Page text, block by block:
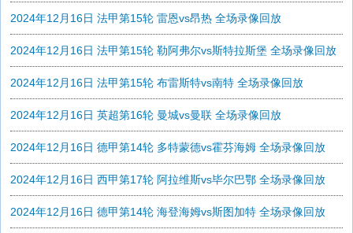
2024年12月16日 法甲第15轮 雷恩vs昂热 全场录像回放
2024年12月16日 法甲第15轮 勒阿弗尔vs斯特拉斯堡 全场录像回放
2024年12月16日 法甲第15轮 布雷斯特vs南特 全场录像回放
2024年12月16日 英超第16轮 曼城vs曼联 全场录像回放
2024年12月16日 德甲第14轮 多特蒙德vs霍芬海姆 全场录像回放
2024年12月16日 西甲第17轮 阿拉维斯vs毕尔巴鄂 全场录像回放
2024年12月16日 德甲第14轮 海登海姆vs斯图加特 全场录像回放